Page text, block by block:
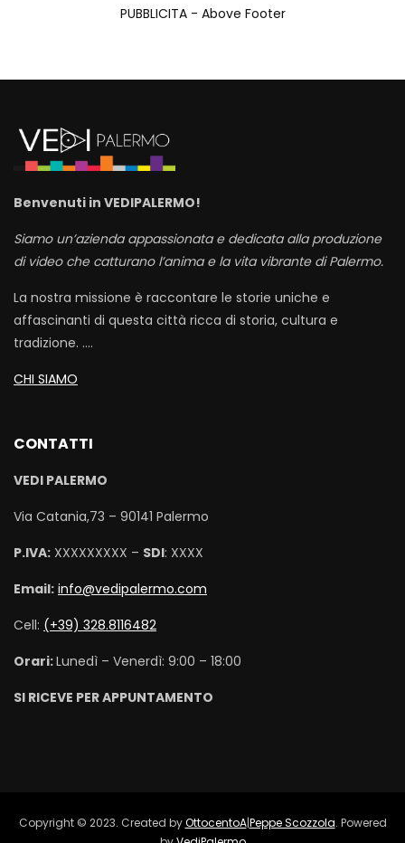
PUBBLICITA - Above Footer
Benvenuti in VEDIPALERMO!
Siamo un’azienda appassionata e dedicata alla produzione
di video che catturano l’anima e la vita vibrante di Palermo.
La nostra missione è raccontare le storie uniche e
affascinanti di questa città ricca di storia, cultura e
tradizione. ….
CHI SIAMO
CONTATTI
VEDI PALERMO
Via Catania,73 – 90141 Palermo
P.IVA: XXXXXXXXX – SDI: XXXX
Email: info@vedipalermo.com
Cell: (+39) 328.8116482
Orari:Lunedì – Venerdì: 9:00 – 18:00
SI RICEVE PER APPUNTAMENTO
Copyright © 2023. Created byOttocentoA|Peppe Scozzola. Powered